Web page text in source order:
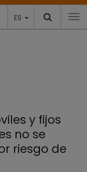
ES
y fijos
no se
riesgo de